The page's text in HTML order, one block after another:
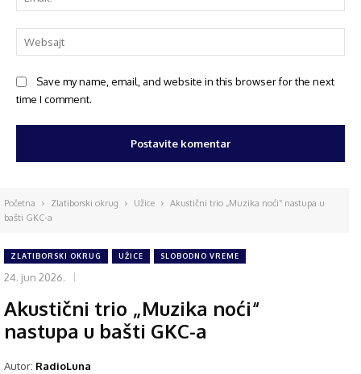
Save my name, email, and website in this browser for the next
time I comment.